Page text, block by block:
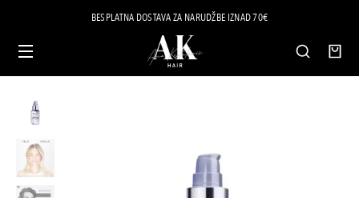
BESPLATNA DOSTAVA ZA NARUDŽBE IZNAD 70€